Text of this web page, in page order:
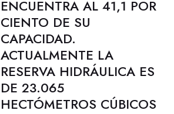
ENCUENTRA AL 41,1 POR
CIENTO DE SU
CAPACIDAD.
ACTUALMENTE LA
RESERVA HIDRÁULICA ES
DE 23.065
HECTÓMETROS CÚBICOS